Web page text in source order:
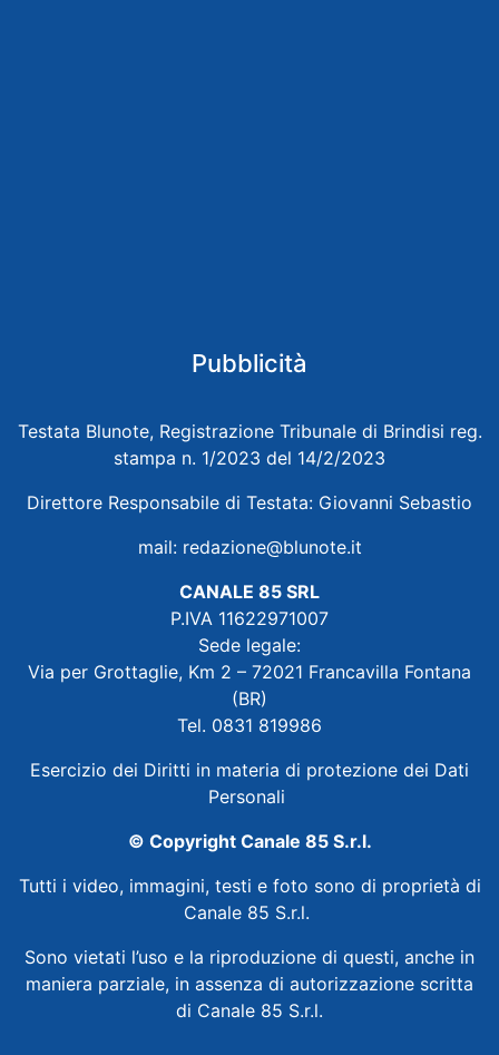
Pubblicità
Testata Blunote, Registrazione Tribunale di Brindisi reg.
stampa n. 1/2023 del 14/2/2023
Direttore Responsabile di Testata: Giovanni Sebastio
mail: redazione@blunote.it
CANALE 85 SRL
P.IVA 11622971007
Sede legale:
Via per Grottaglie, Km 2 – 72021 Francavilla Fontana
(BR)
Tel. 0831 819986
Esercizio dei Diritti in materia di protezione dei Dati
Personali
© Copyright Canale 85 S.r.l.
Tutti i video, immagini, testi e foto sono di proprietà di
Canale 85 S.r.l.
Sono vietati l’uso e la riproduzione di questi, anche in
maniera parziale, in assenza di autorizzazione scritta
di Canale 85 S.r.l.